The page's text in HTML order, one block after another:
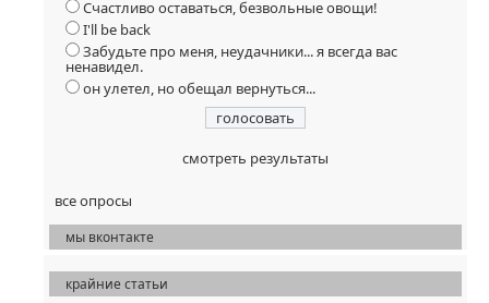
Счастливо оставаться, безвольные овощи!
I'll be back
Забудьте про меня, неудачники... я всегда вас
ненавидел.
он улетел, но обещал вернуться...
смотреть результаты
все опросы
мы вконтакте
крайние статьи